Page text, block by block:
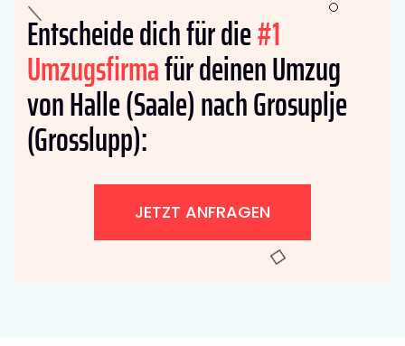
Entscheide dich für die#1
Umzugsfirmafür deinen Umzug
von Halle (Saale) nach Grosuplje
(Grosslupp):
JETZT ANFRAGEN